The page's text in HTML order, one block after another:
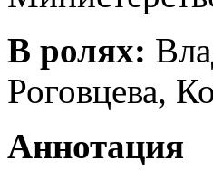
В ролях:
Роговцева,
Аннотация